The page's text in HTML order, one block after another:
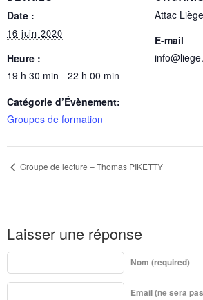
Date :
16 juin 2020
Heure :
19 h 30 min - 22 h 00 min
Catégorie d’Évènement:
Groupes de formation
Attac Liège
E-mail
Groupe de lecture – Thomas PIKETTY
Laisser une réponse
Nom (required)
Email (ne sera